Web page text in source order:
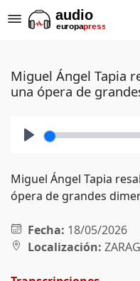
Miguel Ángel Tapia
una ópera de
Miguel Ángel Tapia
ópera de grandes
Fecha: 18/05/2026
Localización: